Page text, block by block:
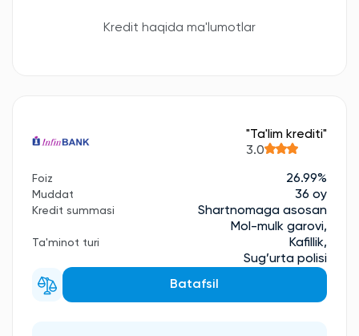
Kredit haqida ma'lumotlar
"Ta'lim krediti"
3.0
Foiz 26.99%
Muddat 36 oy
Kredit summasi Shartnomaga asosan
Ta'minot turi
Mol-mulk garovi,
Kafillik,
Sug’urta polisi
Batafsil